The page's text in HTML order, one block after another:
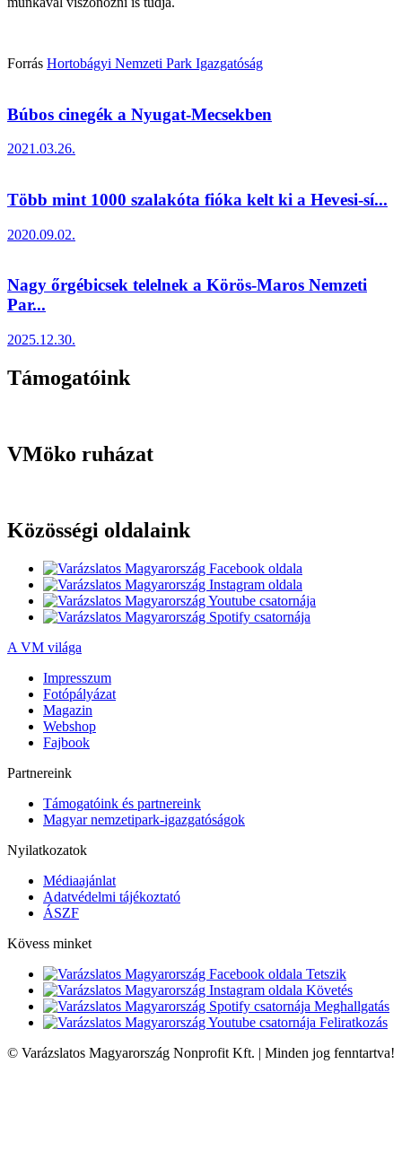
Forrás Hortobágyi Nemzeti Park Igazgatóság
Búbos cinegék a Nyugat-Mecsekben
2021.03.26.
Több mint 1000 szalakóta fióka kelt ki a Hevesi-sí...
2020.09.02.
Nagy őrgébicsek telelnek a Körös-Maros Nemzeti
Par...
2025.12.30.
Támogatóink
VMöko ruházat
Közösségi oldalaink
A VM világa
Impresszum
Fotópályázat
Magazin
Webshop
Fajbook
Partnereink
Támogatóink és partnereink
Magyar nemzetipark-igazgatóságok
Nyilatkozatok
Médiaajánlat
Adatvédelmi tájékoztató
ÁSZF
Kövess minket
Tetszik
Követés
Meghallgatás
Feliratkozás
© Varázslatos Magyarország Nonprofit Kft. | Minden jog fenntartva!